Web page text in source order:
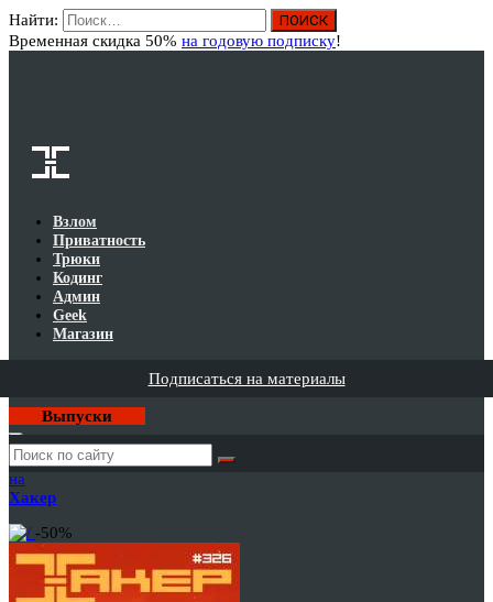
Найти:
Временная скидка 50% на годовую подписку!
Взлом
Приватность
Трюки
Кодинг
Админ
Geek
Магазин
Подписаться на материалы
Выпуски
Годовая
подписка
на
Хакер
-50%